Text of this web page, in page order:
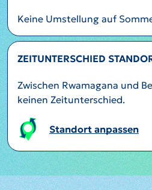
Keine Umstellung auf
ZEITUNTERSCHIED
Zwischen Rwamagana und
keinen Zeitunterschied.
Standort anpassen